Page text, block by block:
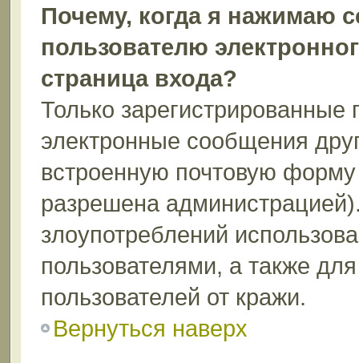
Почему, когда я нажимаю
пользователю
страница входа?
Только зарегистрированные
электронные сообщения
встроенную почтовую
разрешена
злоупотреблений
пользователями, а также
пользователей от кражи.
Вернуться наверх